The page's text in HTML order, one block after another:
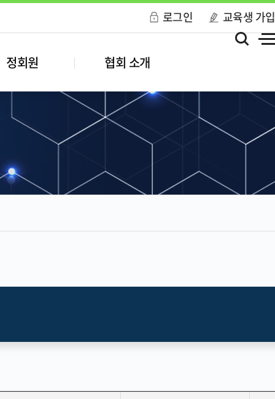
로그인 교육생 가입
정회원 협회 소개